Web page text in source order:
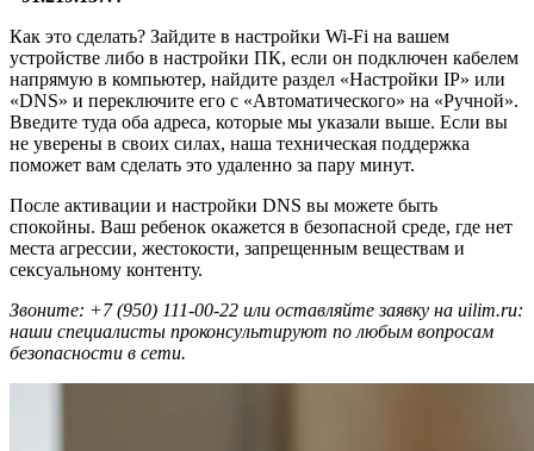
Как это сделать? Зайдите в настройки Wi-Fi на вашем
устройстве либо в настройки ПК, если он подключен кабелем
напрямую в компьютер, найдите раздел «Настройки IP» или
«DNS» и переключите его с «Автоматического» на «Ручной».
Введите туда оба адреса, которые мы указали выше. Если вы
не уверены в своих силах, наша техническая поддержка
поможет вам сделать это удаленно за пару минут.
После активации и настройки DNS вы можете быть
спокойны. Ваш ребенок окажется в безопасной среде, где нет
места агрессии, жестокости, запрещенным веществам и
сексуальному контенту.
Звоните: +7 (950) 111-00-22 или оставляйте заявку на uilim.ru:
наши специалисты проконсультируют по любым вопросам
безопасности в сети.